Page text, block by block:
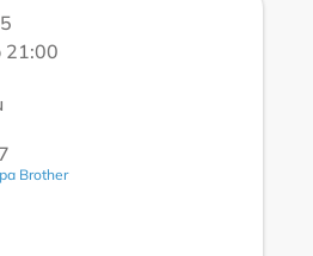
21:00
Brother